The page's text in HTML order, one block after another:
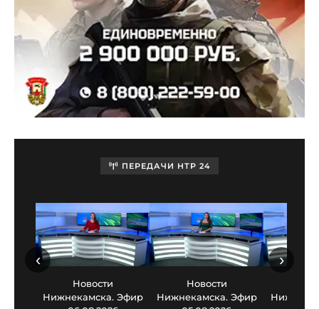
ПЕРЕДАЧИ НТР 24
Новости
Нижнекамска. Эфир
Новости
Нижнекамска. Эфир
‹ ›